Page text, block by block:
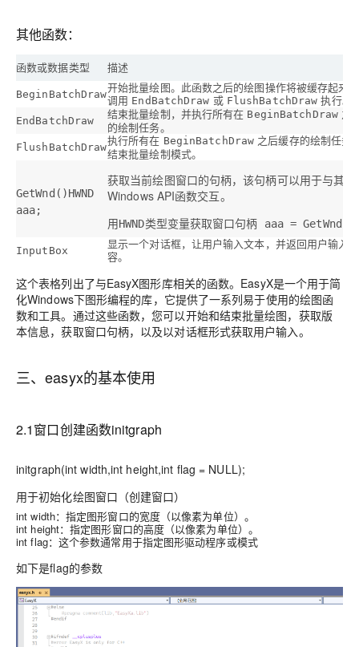
其他函数：
函数或数据类型 描述
BeginBatchDraw开始批量绘图。此函数之后的绘图操作将被缓存起来
调用 EndBatchDraw 或 FlushBatchDraw 执行。
EndBatchDraw 结束批量绘制，并执行所有在 BeginBatchDraw之
的绘制任务。
FlushBatchDraw执行所有在 BeginBatchDraw 之后缓存的绘制任务
结束批量绘制模式。
GetWnd()HWND
aaa;
获取当前绘图窗口的句柄，该句柄可以用于与其他
Windows API函数交互。
用HWND类型变量获取窗口句柄 aaa =
InputBox
显示一个对话框，让用户输入文本，并返回用户输入
容。
这个表格列出了与EasyX图形库相关的函数。EasyX是一个用于简
化Windows下图形编程的库，它提供了一系列易于使用的绘图函
数和工具。通过这些函数，您可以开始和结束批量绘图，获取版
本信息，获取窗口句柄，以及以对话框形式获取用户输入。
三、easyx的基本使用
2.1窗口创建函数initgraph
initgraph(int width,int height,int flag = NULL);
用于初始化绘图窗口（创建窗口）
int width：指定图形窗口的宽度（以像素为单位）。
int height：指定图形窗口的高度（以像素为单位）。
int flag：这个参数通常用于指定图形驱动程序或模式
如下是flag的参数